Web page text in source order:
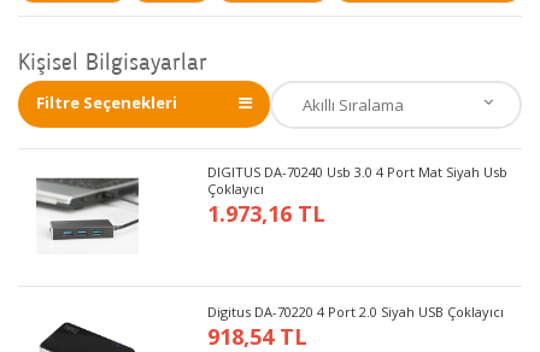
Kişisel Bilgisayarlar
Filtre Seçenekleri
DIGITUS DA-70240 Usb 3.0 4 Port Mat Siyah Usb
Çoklayıcı
1.973,16 TL
Digitus DA-70220 4 Port 2.0 Siyah USB Çoklayıcı
918,54 TL